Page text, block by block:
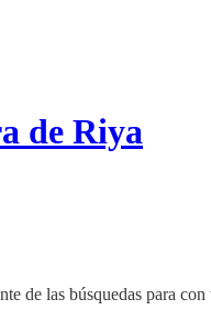
de Riya
de las búsquedas para